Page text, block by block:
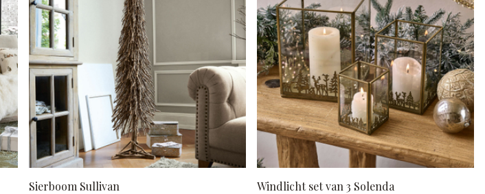
Sierboom Sullivan Windlicht set van 3 Solenda